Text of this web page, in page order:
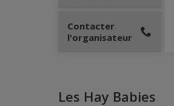
Contacter
l'organisateur
Les Hay Babies